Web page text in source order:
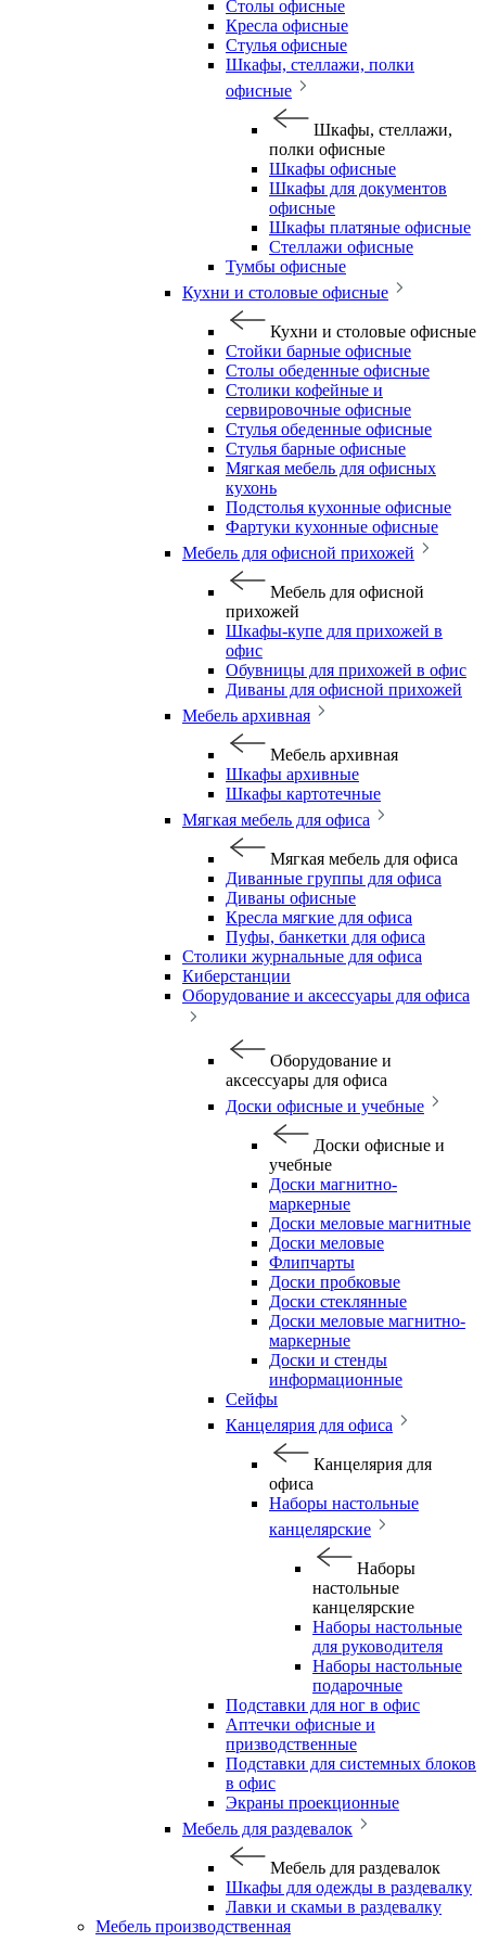
Столы офисные
Кресла офисные
Стулья офисные
Шкафы, стеллажи, полки
офисные
Шкафы, стеллажи,
полки офисные
Шкафы офисные
Шкафы для документов
офисные
Шкафы платяные офисные
Стеллажи офисные
Тумбы офисные
Кухни и столовые офисные
Кухни и столовые офисные
Стойки барные офисные
Столы обеденные офисные
Столики кофейные и
сервировочные офисные
Стулья обеденные офисные
Стулья барные офисные
Мягкая мебель для офисных
кухонь
Подстолья кухонные офисные
Фартуки кухонные офисные
Мебель для офисной прихожей
Мебель для офисной
прихожей
Шкафы-купе для прихожей в
офис
Обувницы для прихожей в офис
Диваны для офисной прихожей
Мебель архивная
Мебель архивная
Шкафы архивные
Шкафы картотечные
Мягкая мебель для офиса
Мягкая мебель для офиса
Диванные группы для офиса
Диваны офисные
Кресла мягкие для офиса
Пуфы, банкетки для офиса
Столики журнальные для офиса
Киберстанции
Оборудование и аксессуары для офиса
Оборудование и
аксессуары для офиса
Доски офисные и учебные
Доски офисные и
учебные
Доски магнитно-
маркерные
Доски меловые магнитные
Доски меловые
Флипчарты
Доски пробковые
Доски стеклянные
Доски меловые магнитно-
маркерные
Доски и стенды
информационные
Сейфы
Канцелярия для офиса
Канцелярия для
офиса
Наборы настольные
канцелярские
Наборы
настольные
канцелярские
Наборы настольные
для руководителя
Наборы настольные
подарочные
Подставки для ног в офис
Аптечки офисные и
призводственные
Подставки для системных блоков
в офис
Экраны проекционные
Мебель для раздевалок
Мебель для раздевалок
Шкафы для одежды в раздевалку
Лавки и скамьи в раздевалку
Мебель производственная